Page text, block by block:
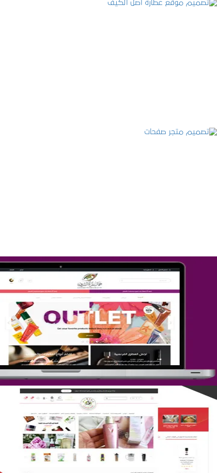
تصميم متجر جمال المرأة الشرقية
التفاصيل
تصميم متجر لمار
التفاصيل